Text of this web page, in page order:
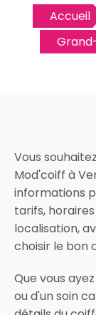
Accueil
Vous
Mod'coiff à
informations
tarifs,
localisation,
choisir le bon
Que vous
ou d'un soin